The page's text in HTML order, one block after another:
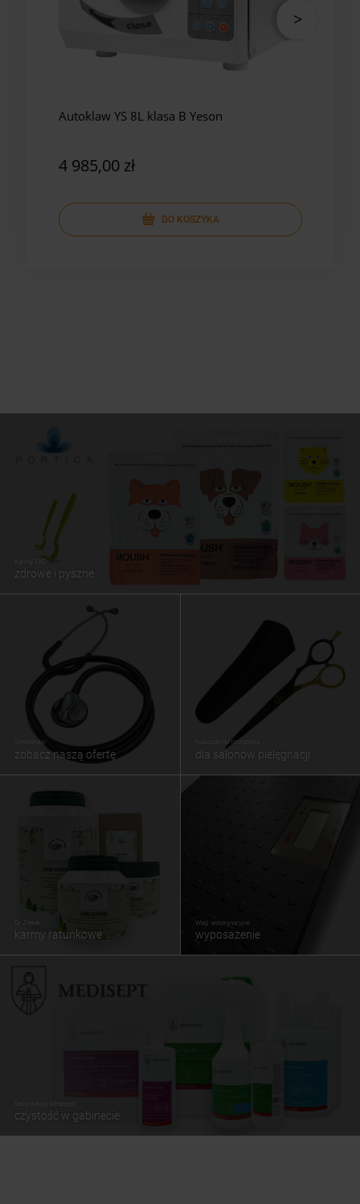
Autoklaw YS 8L klasa B Yeson
4 985,00 zł
DO KOSZYKA
Karmy EKO
zdrowe i pyszne
Stetoskopy
zobacz naszą ofertę
Nożczyki do strzyżenia
dla salonów pielęgnacji
Dezynfekcja Medisept
czystość w gabinecie
Dr Ziętek
karmy ratunkowe
Wagi weterynaryjne
wyposażenie